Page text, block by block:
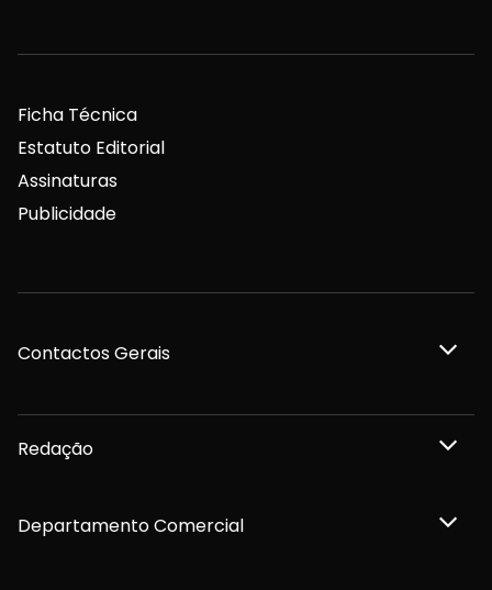
Ficha Técnica
Estatuto Editorial
Assinaturas
Publicidade
Contactos Gerais
Redação
Departamento Comercial